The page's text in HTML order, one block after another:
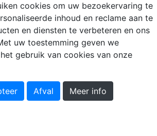
cookies om uw bezoekervaring te
inhoud en reclame aan te
en diensten te verbeteren en ons
uw toestemming geven we
gebruik van cookies van onze
Afval Meer info